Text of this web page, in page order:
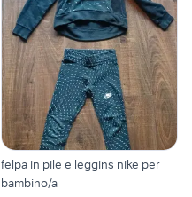
felpa in pile e leggins nike per
bambino/a